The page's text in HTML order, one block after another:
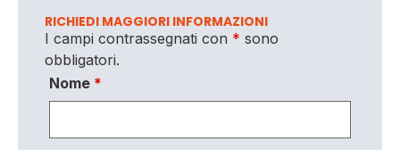
RICHIEDI MAGGIORI INFORMAZIONI
I campi contrassegnati con * sono
obbligatori.
Nome *